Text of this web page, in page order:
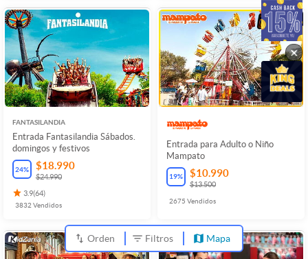
FANTASILANDIA
Entrada Fantasilandia Sábados.
domingos y festivos
24% $18.990
$24.990
3.9(64)
3832 Vendidos
Entrada para Adulto o Niño
Mampato
19% $10.990
$13.500
2675 Vendidos
Orden Filtros Mapa
×